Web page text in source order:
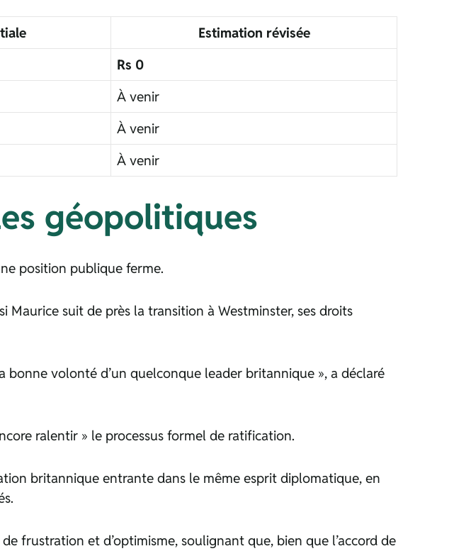
Estimation révisée
Rs 0
À venir
À venir
À venir
géopolitiques
position publique ferme.
Maurice suit de près la transition à Westminster, ses droits
bonne volonté d’un quelconque leader britannique », a déclaré
ralentir » le processus formel de ratification.
britannique entrante dans le même esprit diplomatique, en
frustration et d’optimisme, soulignant que, bien que l’accord de